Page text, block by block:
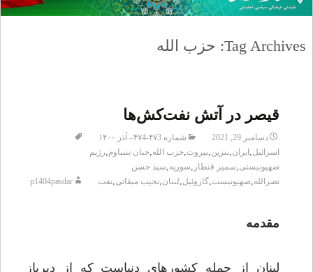
Tag Archives: حزب الله
قیصر در آتش نفت‌کش‌ها
دسامبر 29, 2021
شماره ۴۷3-۴۷4– آذر ۱۴۰۰
اسرائیل, ایران,بنزین,بیروت,حزب الله,حنان تننباوم,رژیم
صهیونیستی,سمیر قنطار ,سوریه,سید حسن
نصرالله,صهیونیست,گازوئیل,لبنان,نجیب میقاتی,نفت p1404pasdar
مقدمه
لبنان از جمله کشورهای دنیاست که از دیرباز